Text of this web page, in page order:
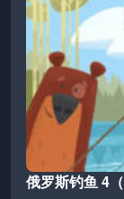
俄罗斯钓鱼 4